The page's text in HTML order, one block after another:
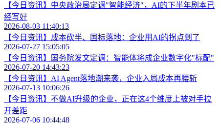
【今日资讯】中央政治局定调"智能经济"，AI的下半年剧本已
经写好
2026-08-03 11:40:13
【今日资讯】成本砍半、国标落地：企业用AI的拐点到了
2026-07-27 15:05:05
【今日资讯】国务院发文定调：智能体将成企业数字化"标配"
2026-07-20 14:43:23
【今日资讯】AI Agent落地潮来袭，企业入局成本再腰斩
2026-07-13 10:06:26
【今日资讯】不做AI升级的企业，正在这4个维度上被对手拉
开差距
2026-07-06 10:44:48